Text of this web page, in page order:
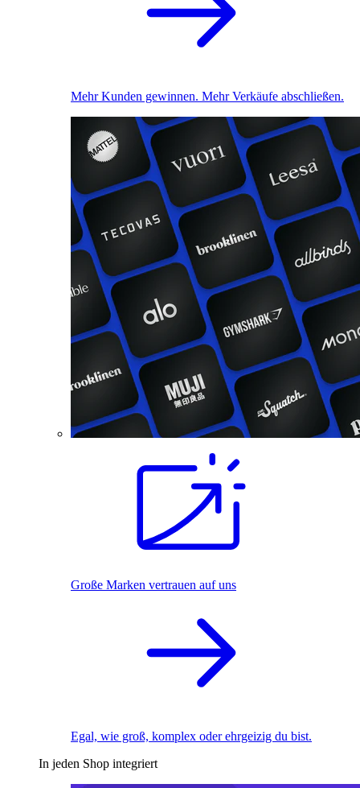
Mehr Kunden gewinnen. Mehr Verkäufe abschließen.
Große Marken vertrauen auf uns
Egal, wie groß, komplex oder ehrgeizig du bist.
In jeden Shop integriert